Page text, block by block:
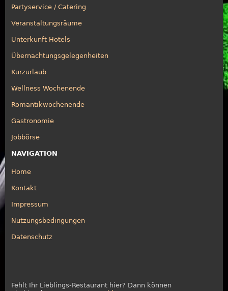
Partyservice / Catering
Veranstaltungsräume
Unterkunft Hotels
Übernachtungsgelegenheiten
Kurzurlaub
Wellness Wochenende
Romantikwochenende
Gastronomie
Jobbörse
NAVIGATION
Home
Kontakt
Impressum
Nutzungsbedingungen
Datenschutz
Fehlt Ihr Lieblings-Restaurant hier? Dann können